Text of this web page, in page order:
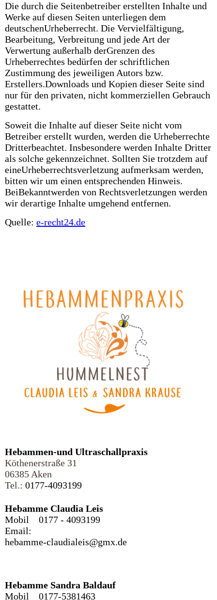
Die durch die Seitenbetreiber erstellten Inhalte und
Werke auf diesen Seiten unterliegen dem
deutschenUrheberrecht. Die Vervielfältigung,
Bearbeitung, Verbreitung und jede Art der
Verwertung außerhalb derGrenzen des
Urheberrechtes bedürfen der schriftlichen
Zustimmung des jeweiligen Autors bzw.
Erstellers.Downloads und Kopien dieser Seite sind
nur für den privaten, nicht kommerziellen Gebrauch
gestattet.
Soweit die Inhalte auf dieser Seite nicht vom
Betreiber erstellt wurden, werden die Urheberrechte
Dritterbeachtet. Insbesondere werden Inhalte Dritter
als solche gekennzeichnet. Sollten Sie trotzdem auf
eineUrheberrechtsverletzung aufmerksam werden,
bitten wir um einen entsprechenden Hinweis.
BeiBekanntwerden von Rechtsverletzungen werden
wir derartige Inhalte umgehend entfernen.
Quelle: e-recht24.de
Hebammen-und Ultraschallpraxis
Köthenerstraße 31
06385 Aken
Tel.: 0177-4093199
Hebamme Claudia Leis
Mobil 0177 - 4093199
Email:
hebamme-claudialeis@gmx.de
Hebamme Sandra Baldauf
Mobil 0177-5381463